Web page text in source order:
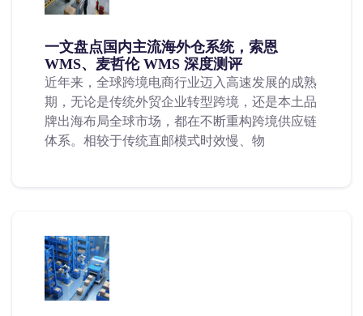
一文盘点国内主流海外仓系统，索恩
WMS、麦哲伦 WMS 深度测评
近年来，全球跨境电商行业迈入高速发展的成熟
期，无论是传统外贸企业转型跨境，还是本土品
牌出海布局全球市场，都在不断重构跨境供应链
体系。相较于传统直邮模式时效慢、物